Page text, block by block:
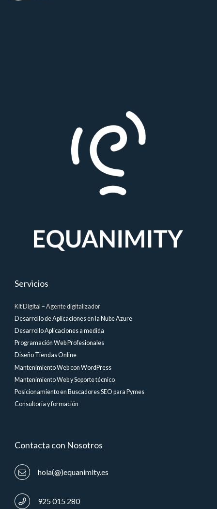
Servicios
Kit Digital – Agente digitalizador
Desarrollo de Aplicaciones en la Nube Azure
Desarrollo Aplicaciones a medida
Programación Web Profesionales
Diseño Tiendas Online
Mantenimiento Web con WordPress
Mantenimiento Web y Soporte técnico
Posicionamiento en Buscadores SEO para Pymes
Consultoria y formación
Contacta con Nosotros
hola(@)equanimity.es
925 015 280